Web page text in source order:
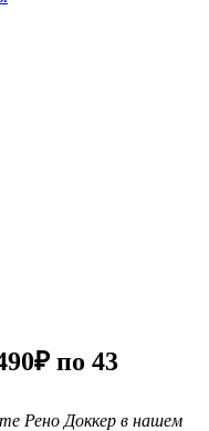
по 43
Рено Доккер в нашем